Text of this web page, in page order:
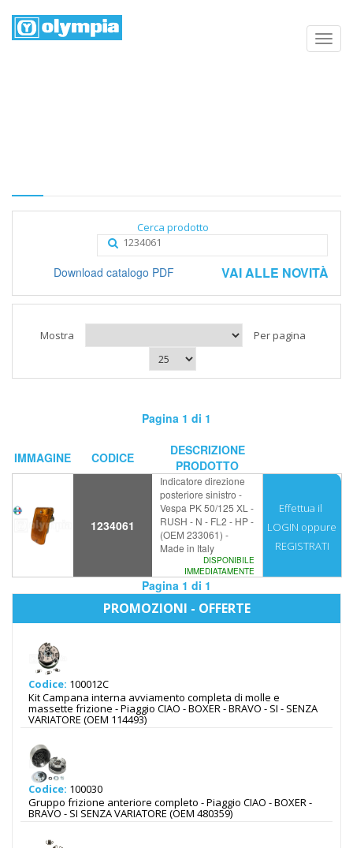
Cerca prodotto
VAI ALLE NOVITÀ
Download catalogo PDF
Mostra Per pagina
Pagina 1 di 1
IMMAGINE CODICE
DESCRIZIONE
PRODOTTO
1234061
Indicatore direzione
posteriore sinistro -
Vespa PK 50/125 XL -
RUSH - N - FL2 - HP -
(OEM 233061) -
Made in Italy
DISPONIBILE
IMMEDIATAMENTE
Effettua il
LOGIN oppure
REGISTRATI
Pagina 1 di 1
PROMOZIONI - OFFERTE
Codice: 100012C
Kit Campana interna avviamento completa di molle e
massette frizione - Piaggio CIAO - BOXER - BRAVO - SI - SENZA
VARIATORE (OEM 114493)
Codice: 100030
Gruppo frizione anteriore completo - Piaggio CIAO - BOXER -
BRAVO - SI SENZA VARIATORE (OEM 480359)